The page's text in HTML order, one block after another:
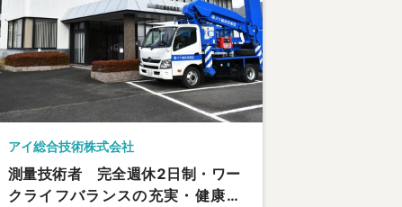
アイ総合技術株式会社
測量技術者 完全週休2日制・ワー
クライフバランスの充実・健康経